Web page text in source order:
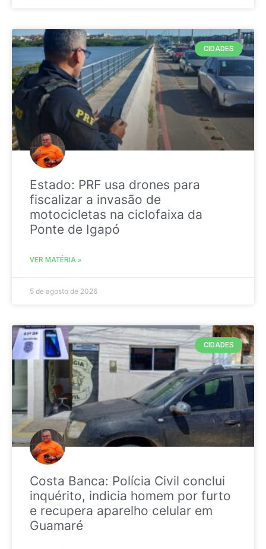
CIDADES
Estado: PRF usa drones para
fiscalizar a invasão de
motocicletas na ciclofaixa da
Ponte de Igapó
VER MATÉRIA »
5 de agosto de 2026
CIDADES
Costa Banca: Polícia Civil conclui
inquérito, indicia homem por furto
e recupera aparelho celular em
Guamaré